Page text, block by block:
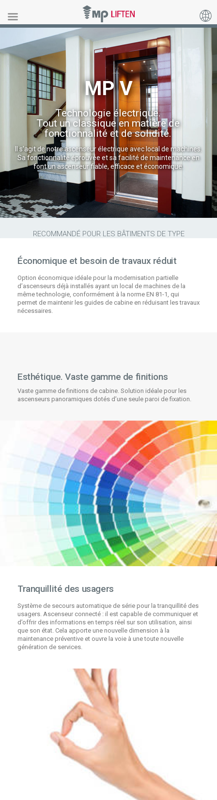
MP V
MP V
Technologie électrique.
Tout un classique en matière de
fonctionnalité et de solidité.
Il s’agit de notre ascenseur électrique avec local de machines.
Sa fonctionnalité éprouvée et sa facilité de maintenance en
font un ascenseur fiable, efficace et économique.
RECOMMANDÉ POUR LES BÂTIMENTS DE TYPE
Économique et besoin de travaux réduit
Option économique idéale pour la modernisation partielle
d’ascenseurs déjà installés ayant un local de machines de la
même technologie, conformément à la norme EN 81-1, qui
permet de maintenir les guides de cabine en réduisant les travaux
nécessaires.
Esthétique. Vaste gamme de finitions
Vaste gamme de finitions de cabine. Solution idéale pour les
ascenseurs panoramiques dotés d’une seule paroi de fixation.
Tranquillité des usagers
Système de secours automatique de série pour la tranquillité des
usagers. Ascenseur connecté : il est capable de communiquer et
d’offrir des informations en temps réel sur son utilisation, ainsi
que son état. Cela apporte une nouvelle dimension à la
maintenance préventive et ouvre la voie à une toute nouvelle
génération de services.